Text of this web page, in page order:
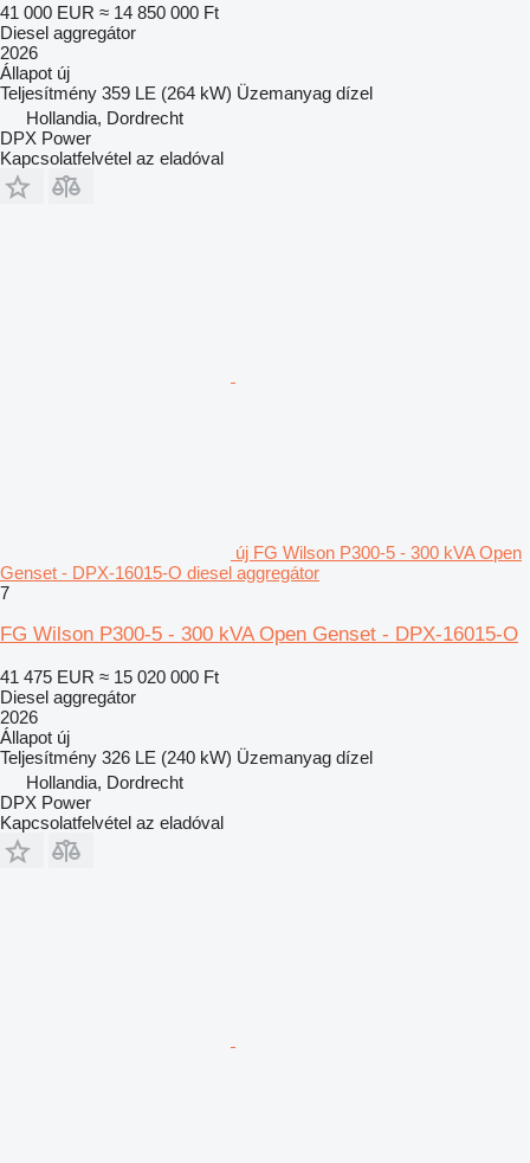
41 000 EUR ≈ 14 850 000 Ft
Diesel aggregátor
2026
Állapot új
Teljesítmény 359 LE (264 kW) Üzemanyag dízel
Hollandia, Dordrecht
DPX Power
Kapcsolatfelvétel az eladóval
új FG Wilson P300-5 - 300 kVA Open
Genset - DPX-16015-O diesel aggregátor
7
FG Wilson P300-5 - 300 kVA Open Genset - DPX-16015-O
41 475 EUR ≈ 15 020 000 Ft
Diesel aggregátor
2026
Állapot új
Teljesítmény 326 LE (240 kW) Üzemanyag dízel
Hollandia, Dordrecht
DPX Power
Kapcsolatfelvétel az eladóval